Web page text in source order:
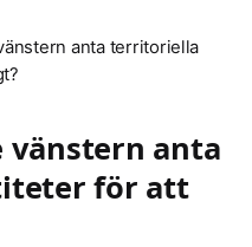
anta territoriella
vänstern anta
för att